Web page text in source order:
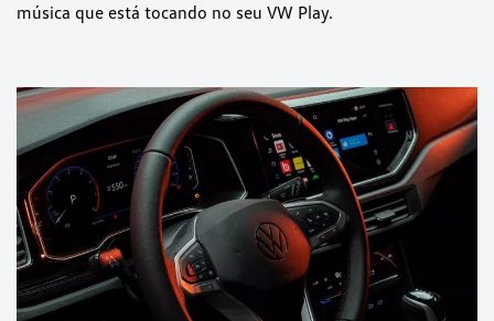
música que está tocando no seu VW Play.